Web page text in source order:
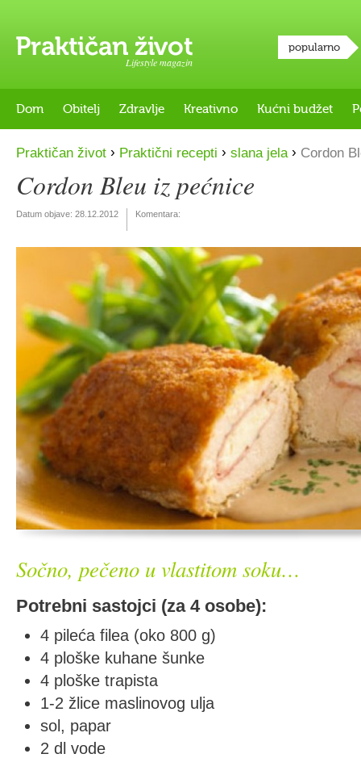
Lifestyle magazin
popularno
Dom Obitelj Zdravlje Kreativno Kućni budžet
Praktičan život › Praktični recepti › slana jela › Cordon
Cordon Bleu iz pećnice
Datum objave: 28.12.2012 Komentara:
Sočno, pečeno u vlastitom soku…
Potrebni sastojci (za 4 osobe):
4 pileća filea (oko 800 g)
4 ploške kuhane šunke
4 ploške trapista
1-2 žlice maslinovog ulja
sol, papar
2 dl vode